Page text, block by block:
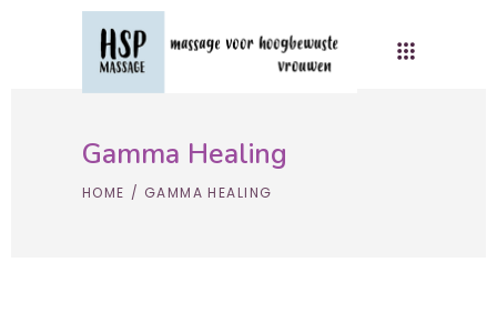
Gamma Healing
HOME / GAMMA HEALING